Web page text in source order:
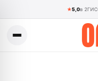
★5,0в 2ГИС